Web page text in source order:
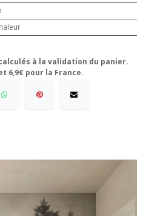
à la validation du panier.
6,9€ pour la France.